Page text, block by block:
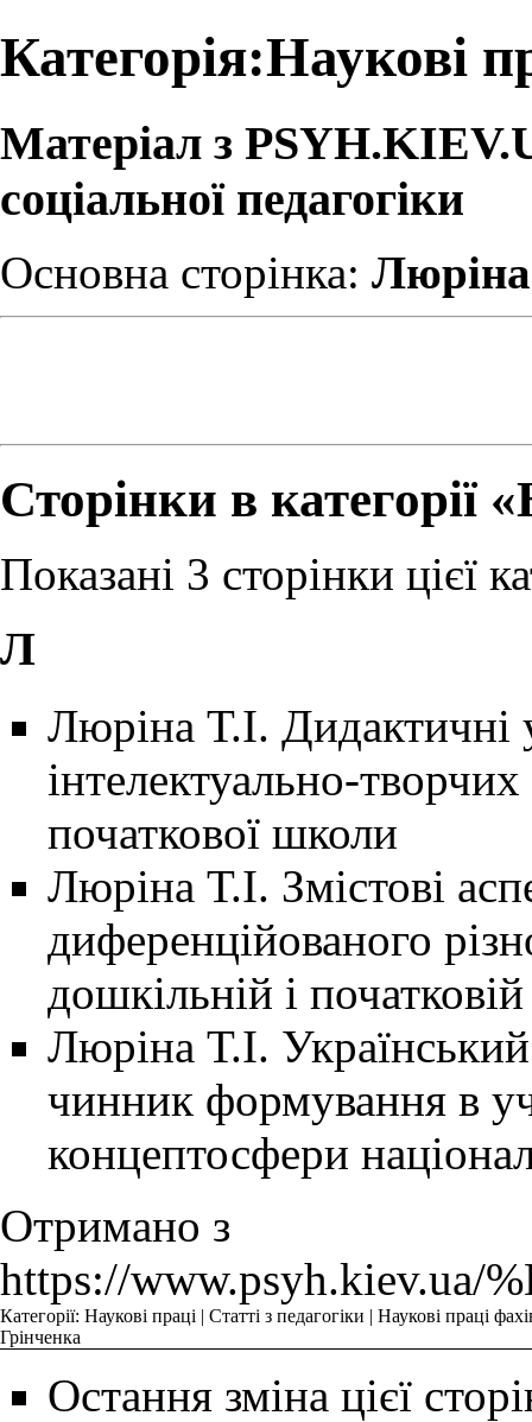
Категорія:Наукові
Матеріал з
соціальної педагогіки
Основна сторінка:
Сторінки в категорії
Показані 3 сторінки цієї
Л
Люріна Т.І.
інтелектуально-
початкової школи
Люріна Т.І. Змістові
диференційованого
дошкільній і початковій
Люріна Т.І.
чинник формування в
концептосфери
Отримано з
https://www.psyh.kiev.ua/
Категорії: Наукові праці | Статті з педагогіки | Наукові праці
Грінченка
Остання зміна цієї